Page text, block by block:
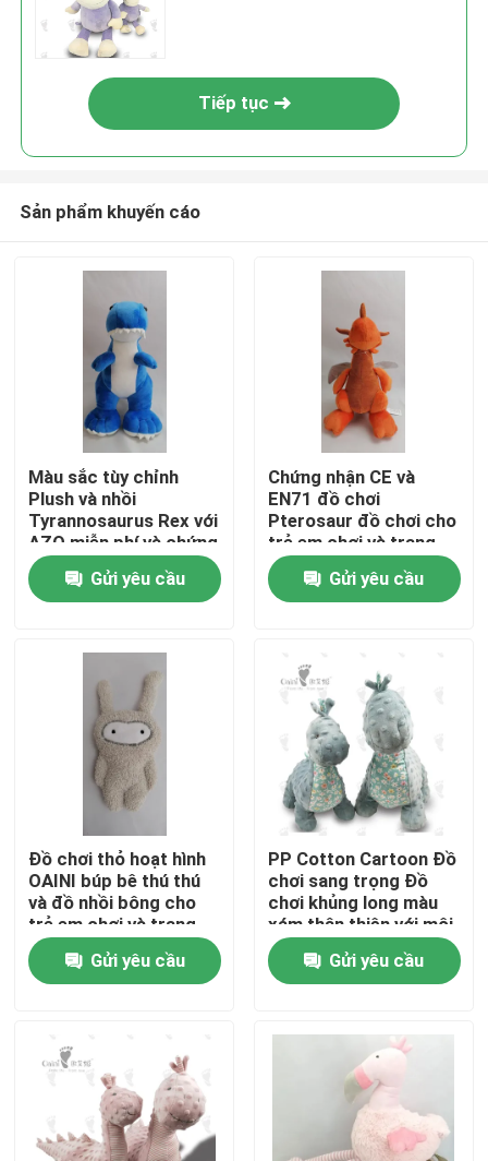
Trang chủ
Các sản phẩm
Về chúng tôi
Tham quan nhà máy
Kiểm soát chất lượng
Liên hệ chúng tôi
Yêu cầu báo giá
Đồ chơi nhồi bông mềm
Tiếp tục
Sản phẩm khuyến cáo
Màu sắc tùy chỉnh
Plush và nhồi
Tyrannosaurus Rex với
AZO miễn phí và chứng
chỉ CE
Gửi yêu cầu
Chứng nhận CE và
EN71 đồ chơi
Pterosaur đồ chơi cho
trẻ em chơi và trang
trí nhà
Gửi yêu cầu
Đồ chơi thỏ hoạt hình
OAINI búp bê thú thú
và đồ nhồi bông cho
trẻ em chơi và trang
trí nhà
Gửi yêu cầu
PP Cotton Cartoon Đồ
chơi sang trọng Đồ
chơi khủng long màu
xám thân thiện với môi
trường 36 X 47cm
Gửi yêu cầu